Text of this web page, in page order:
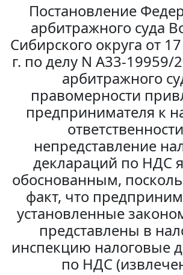
Постановление
арбитражного суда
Сибирского округа от
г. по делу N А33-
арбитражного
правомерности
предпринимателя к
непредставление
деклараций по НДС
обоснованным,
факт, что
установленные
представлены в
инспекцию налоговые
по НДС